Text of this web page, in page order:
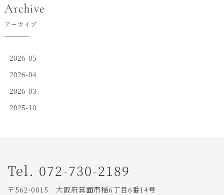
Archive
アーカイブ
2026-05
2026-04
2026-03
2025-10
Tel. 072-730-2189
〒562-0015 大阪府箕面市稲6丁目6番14号